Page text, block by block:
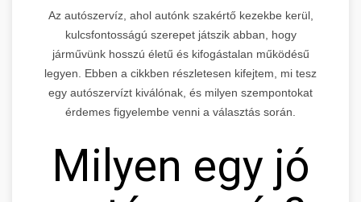
Az autószervíz, ahol autónk szakértő kezekbe kerül,
kulcsfontosságú szerepet játszik abban, hogy
járművünk hosszú életű és kifogástalan működésű
legyen. Ebben a cikkben részletesen kifejtem, mi tesz
egy autószervízt kiválónak, és milyen szempontokat
érdemes figyelembe venni a választás során.
Milyen egy jó